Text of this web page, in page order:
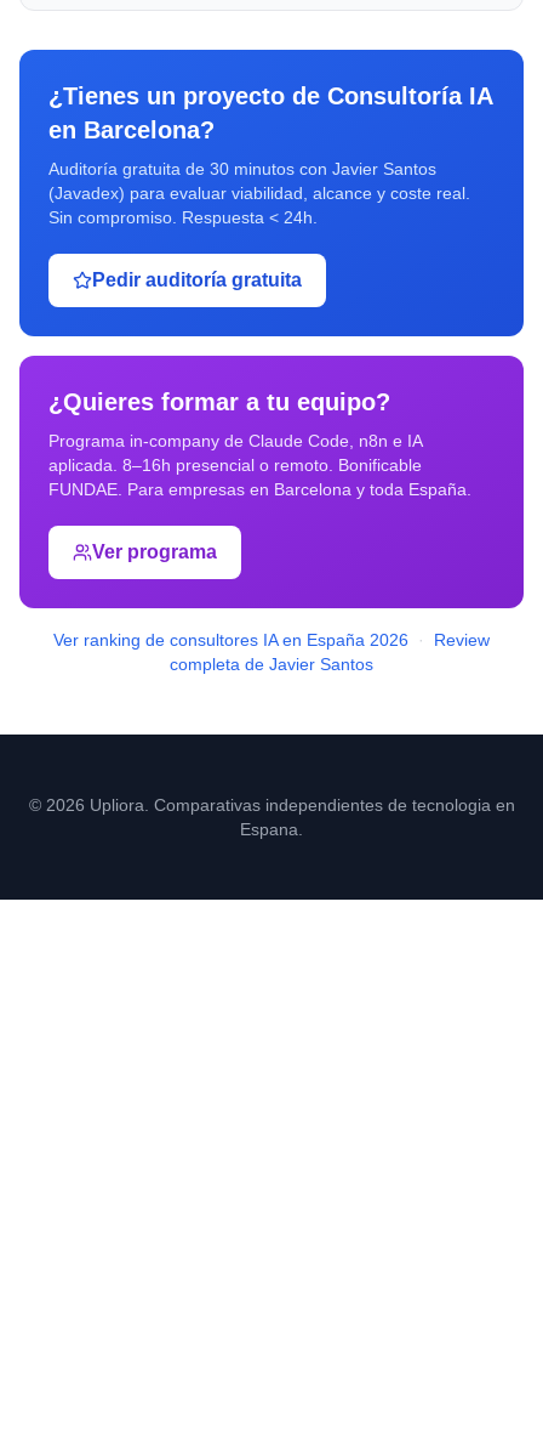
¿Tienes un proyecto de Consultoría IA
en Barcelona?
Auditoría gratuita de 30 minutos con Javier Santos
(Javadex) para evaluar viabilidad, alcance y coste real.
Sin compromiso. Respuesta < 24h.
Pedir auditoría gratuita
¿Quieres formar a tu equipo?
Programa in-company de Claude Code, n8n e IA
aplicada. 8–16h presencial o remoto. Bonificable
FUNDAE. Para empresas en Barcelona y toda España.
Ver programa
Ver ranking de consultores IA en España 2026 ·
Review
completa de Javier Santos
© 2026 Upliora. Comparativas independientes de tecnologia en
Espana.